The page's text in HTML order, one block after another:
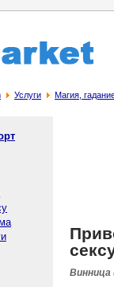
Услуги Магия,
Винница